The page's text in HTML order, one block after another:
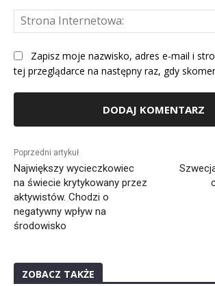
Zapisz moje nazwisko, adres e-mail i
tej przeglądarce na następny raz, gdy
Poprzedni artykuł
Największy wycieczkowiec
na świecie krytykowany przez
aktywistów. Chodzi o
negatywny wpływ na
środowisko
ZOBACZ TAKŻE